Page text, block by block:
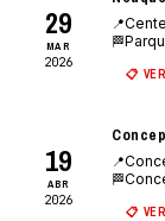
29
MAR
2026
📍
🏁
📋
19
ABR
2026
📍
🏁
📋